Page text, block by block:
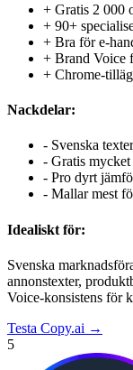
+ Gratis 2 000
+ 90+
+ Bra för e-
+ Brand Voice
+ Chrome-
Nackdelar:
- Svenska
- Gratis
- Pro dyrt
- Mallar mest
Idealiskt för:
Svenska
annonstexter,
Voice-konsistens för
Testa Copy.ai →
5